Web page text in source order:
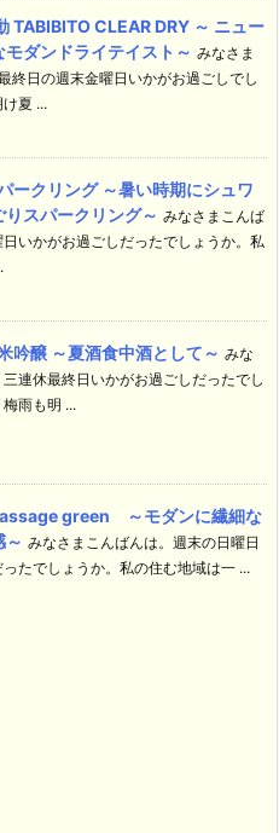
TABIBITO CLEAR DRY ～ ニュー
モダンドライテイスト～ みなさま
終日の週末金曜日いかがお過ごしでし
夏 ...
ークリング ～暑い時期にシュワ
りスパークリング～ みなさまこんば
いかがお過ごしだったでしょうか。私
吟醸 ～夏酒食中酒として～ みな
連休最終日いかがお過ごしだったでし
雨も明 ...
green ～モダンに繊細な
～ みなさまこんばんは。週末の日曜日
たでしょうか。私の住む地域は一 ...